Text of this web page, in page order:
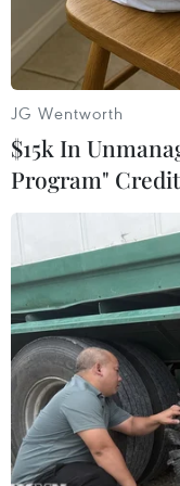
Ảnh minh
Một khách sạn
động tại thủ đô
Khách sạn 5
phòng - trong đó
phòng cao cấp, 4
JG Wentworth
$15k In
Program"